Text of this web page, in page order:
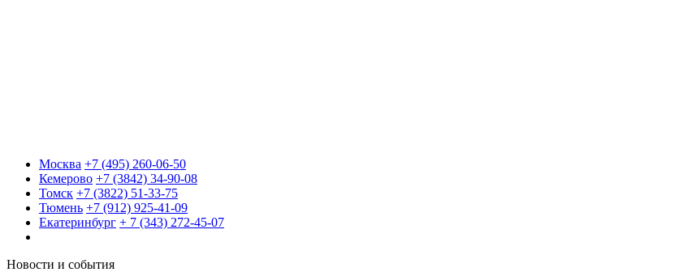
Москва +7 (495) 260-06-50
Кемерово +7 (3842) 34-90-08
Томск +7 (3822) 51-33-75
Тюмень +7 (912) 925-41-09
Екатеринбург + 7 (343) 272-45-07
Новости и события